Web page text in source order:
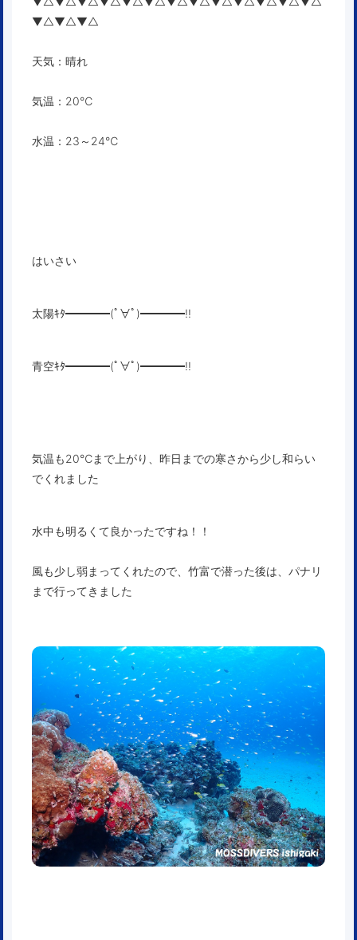
▼△▼△▼△
天気：晴れ
気温：20℃
水温：23～24℃
はいさい
太陽ｷﾀ━━━━(ﾟ∀ﾟ)━━━━!!
青空ｷﾀ━━━━(ﾟ∀ﾟ)━━━━!!
気温も20℃まで上がり、昨日までの寒さから少し和らい
でくれました
水中も明るくて良かったですね！！
風も少し弱まってくれたので、竹富で潜った後は、パナリ
まで行ってきました